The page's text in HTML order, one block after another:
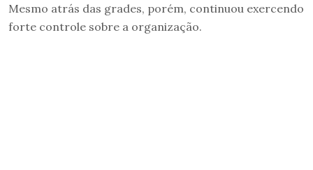
Mesmo atrás das grades, porém, continuou exercendo
forte controle sobre a organização.